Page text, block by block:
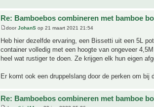
Re: Bamboebos combineren met bamboe
doorJohanS op 21 maart 2021 21:54
Heb hier dezelfde ervaring, een Bissetti uit een 5L
container volledig met een hoogte van ongeveer
heel wat rustiger te doen. Ze krijgen elk hun eigen
Er komt ook een druppelslang door de perken om bij
Re: Bamboebos combineren met bamboe